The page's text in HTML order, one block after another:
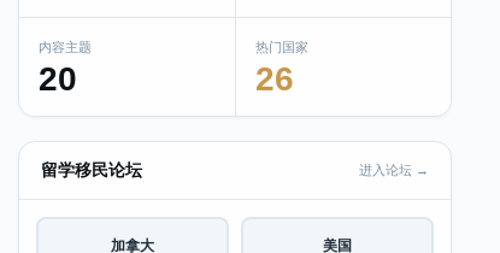
内容主题
20
热门国家
26
留学移民论坛 进入论坛 →
加拿大 美国